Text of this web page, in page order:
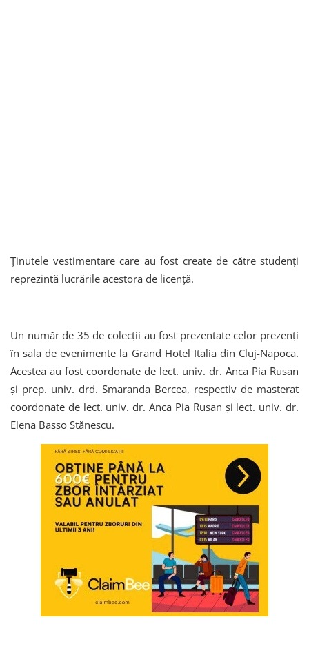
Ţinutele vestimentare care au fost create de către studenţi
reprezintă lucrările acestora de licenţă.
Un număr de 35 de colecţii au fost prezentate celor prezenţi
în sala de evenimente la Grand Hotel Italia din Cluj-Napoca.
Acestea au fost coordonate de lect. univ. dr. Anca Pia Rusan
şi prep. univ. drd. Smaranda Bercea, respectiv de masterat
coordonate de lect. univ. dr. Anca Pia Rusan şi lect. univ. dr.
Elena Basso Stănescu.